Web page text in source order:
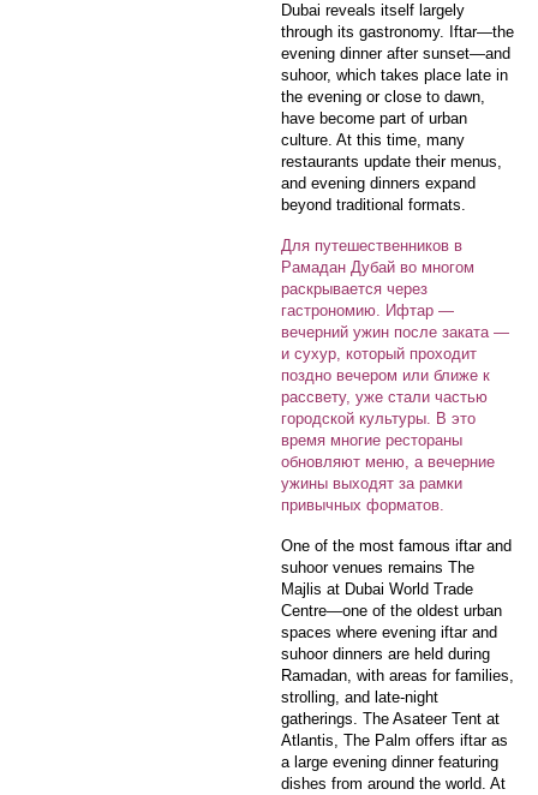
Dubai reveals itself largely
through its gastronomy. Iftar—the
evening dinner after sunset—and
suhoor, which takes place late in
the evening or close to dawn,
have become part of urban
culture. At this time, many
restaurants update their menus,
and evening dinners expand
beyond traditional formats.
Для путешественников в
Рамадан Дубай во многом
раскрывается через
гастрономию. Ифтар —
вечерний ужин после заката —
и сухур, который проходит
поздно вечером или ближе к
рассвету, уже стали частью
городской культуры. В это
время многие рестораны
обновляют меню, а вечерние
ужины выходят за рамки
привычных форматов.
One of the most famous iftar and
suhoor venues remains The
Majlis at Dubai World Trade
Centre—one of the oldest urban
spaces where evening iftar and
suhoor dinners are held during
Ramadan, with areas for families,
strolling, and late-night
gatherings. The Asateer Tent at
Atlantis, The Palm offers iftar as
a large evening dinner featuring
dishes from around the world. At